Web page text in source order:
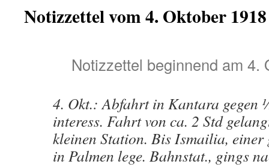
Notizzettel vom 4. Oktober
Notizzettel beginnend am 4.
4. Okt.: Abfahrt in Kantara gegen
interess. Fahrt von ca. 2 Std
kleinen Station. Bis Ismailia,
in Palmen lege. Bahnstat., gings